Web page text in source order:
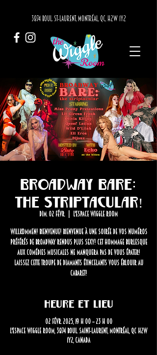
3874 BOUL. ST-LAURENT, MONTRÉAL, QC, H2W 1Y2
Broadway Bare:
The Striptacular!
dim. 02 févr.
  |
L'Espace Wiggle Room
Willkommen! Bienvenue! Bienvenue à une soirée de vos numéros
préférés de Broadway rendus plus sexy! Cet hommage burlesque
aux comédies musicales ne manquera pas de vous épater!
Laissez cette troupe de diamants étincelants vous éblouir au
cabaret!
Heure et lieu
02 févr. 2025, 19 h 00 – 23 h 00
L'Espace Wiggle Room, 3874 Boul. Saint-Laurent, Montréal, QC H2W
1Y2, Canada